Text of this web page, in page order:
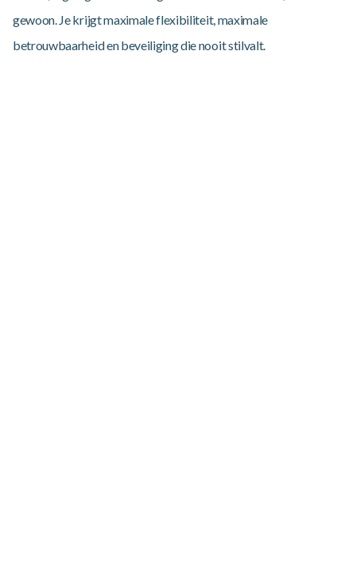
gewoon. Je krijgt maximale flexibiliteit, maximale
betrouwbaarheid en beveiliging die nooit stilvalt.